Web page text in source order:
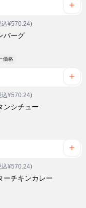
込¥570.24)
バーグ
価格
込¥570.24)
ンシチュー
込¥570.24)
ーチキンカレー